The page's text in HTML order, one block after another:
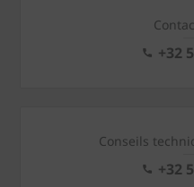
+32
Conseils
+32